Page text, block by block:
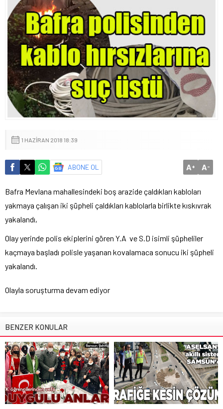
1 HAZIRAN 2018 18:39
ABONE OL A+ A-
Bafra Mevlana mahallesindeki boş arazide çaldıkları kabloları
yakmaya çalışan iki şüpheli çaldıkları kablolarla birlikte kıskıvrak
yakalandı,
Olay yerinde polis ekiplerini gören Y.A ve S.D isimli şüpheliler
kaçmaya başladı polisle yaşanan kovalamaca sonucu iki şüpheli
yakalandı.
Olayla soruşturma devam ediyor
BENZER KONULAR